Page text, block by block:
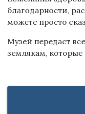
благодарности,
можете просто
Музей передаст
землякам,